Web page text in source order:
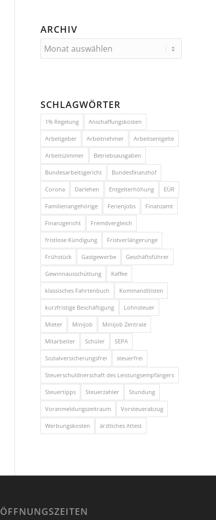
ARCHIV
SCHLAGWÖRTER
1% Regelung Anschaffungskosten
Arbeitgeber Arbeitnehmer Arbeitsentgelte
Arbeitszimmer Betriebsausgaben
Bundesarbeitsgericht Bundesfinanzhof
Corona Darlehen Entgelterhöhung EÜR
Familienangehörige Ferienjobs Finanzamt
Finanzgericht Fremdvergleich
fristlose Kündigung Fristverlängerunge
Frühstück Gastgewerbe Geschäftsführer
Gewinnausschüttung Kaffee
klassisches Fahrtenbuch Kommanditisten
kurzfristige Beschäftigung Lohnsteuer
Mieter Minijob Minijob Zentrale
Mitarbeiter Schüler SEPA
Sozialversicherungsfrei steuerfrei
Steuerschuldnerschaft des Leistungsempfängers
Steuertipps Steuerzahler Stundung
Voranmeldungszeitraum Vorsteuerabzug
Werbungskosten ärztliches Attest
ÖFFNUNGSZEITEN